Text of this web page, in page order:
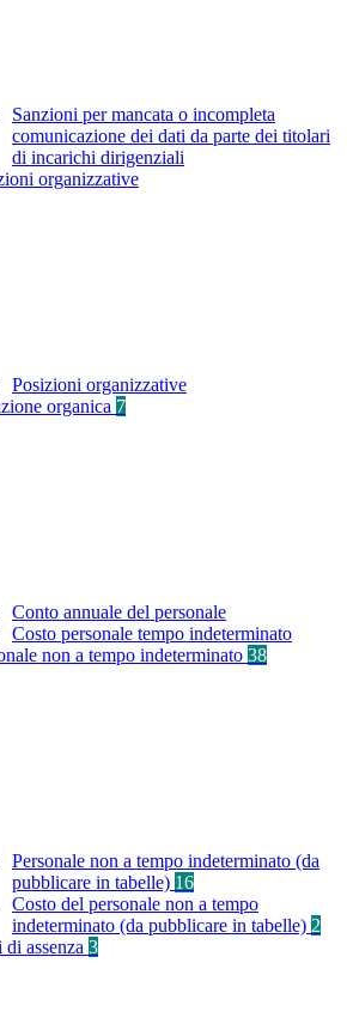
Sanzioni per mancata o incompleta
comunicazione dei dati da parte dei titolari
di incarichi dirigenziali
organizzative
Posizioni organizzative
organica 7
Conto annuale del personale
Costo personale tempo indeterminato
non a tempo indeterminato 38
Personale non a tempo indeterminato (da
pubblicare in tabelle) 16
Costo del personale non a tempo
indeterminato (da pubblicare in tabelle) 2
di assenza 3